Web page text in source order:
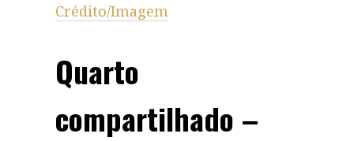
Crédito/Imagem
Quarto
compartilhado –